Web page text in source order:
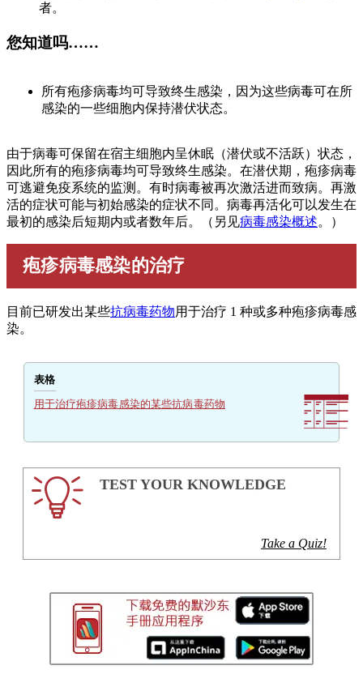
者。
您知道吗……
所有疱疹病毒均可导致终生感染，因为这些病毒可在所
感染的一些细胞内保持潜伏状态。
由于病毒可保留在宿主细胞内呈休眠（潜伏或不活跃）状态，
因此所有的疱疹病毒均可导致终生感染。在潜伏期，疱疹病毒
可逃避免疫系统的监测。有时病毒被再次激活进而致病。再激
活的症状可能与初始感染的症状不同。病毒再活化可以发生在
最初的感染后短期内或者数年后。（另见病毒感染概述。）
疱疹病毒感染的治疗
目前已研发出某些抗病毒药物用于治疗 1 种或多种疱疹病毒感
染。
表格
用于治疗疱疹病毒感染的某些抗病毒药物
TEST YOUR KNOWLEDGE
Take a Quiz!